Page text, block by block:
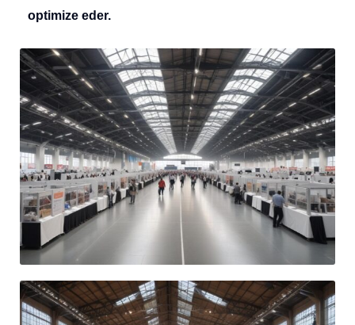
optimize eder.